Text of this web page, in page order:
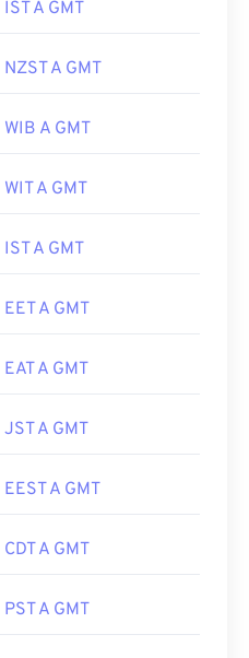
IST A GMT
NZST A GMT
WIB A GMT
WIT A GMT
IST A GMT
EET A GMT
EAT A GMT
JST A GMT
EEST A GMT
CDT A GMT
PST A GMT